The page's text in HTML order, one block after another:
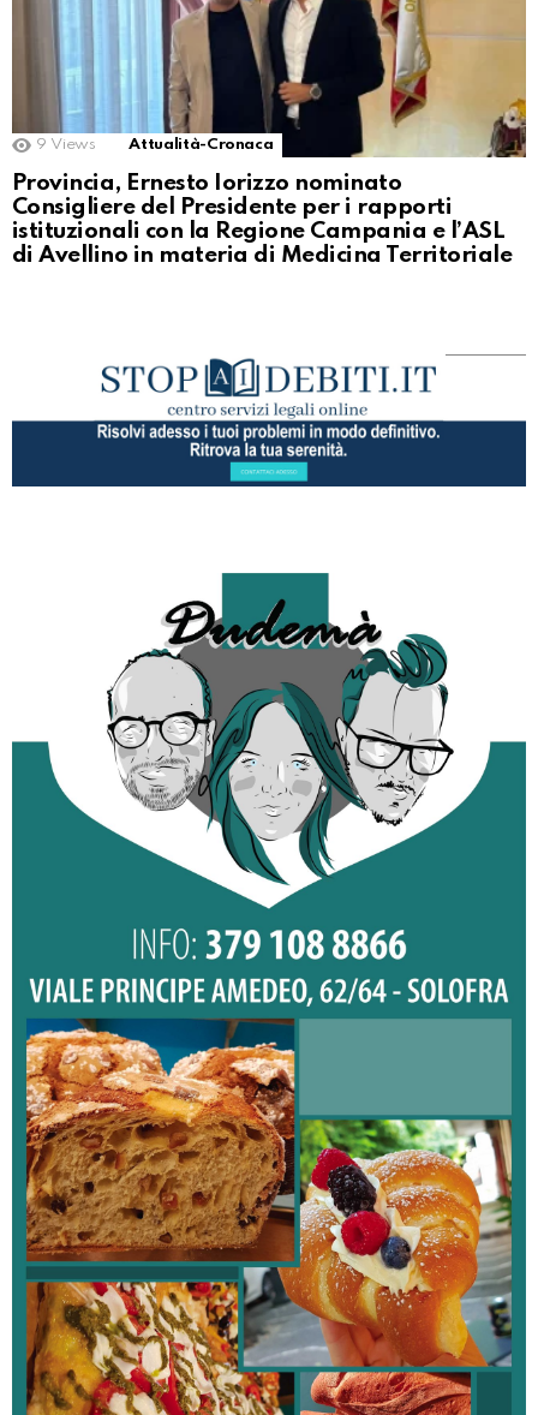
9 Views Attualità-Cronaca
Provincia, Ernesto Iorizzo nominato
Consigliere del Presidente per i rapporti
istituzionali con la Regione Campania e l’ASL
di Avellino in materia di Medicina Territoriale